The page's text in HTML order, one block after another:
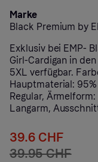
Marke
Black Premium by
Exklusiv bei EMP-
Girl-Cardigan in
5XL verfügbar.
Hauptmaterial:
Regular,
Langarm,
39.6 CHF
39.95 CHF